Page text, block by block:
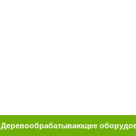
Деревообрабатывающее